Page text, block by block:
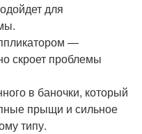
для
—
скроет проблемы
в баночки, который
прыщи и сильное
типу.